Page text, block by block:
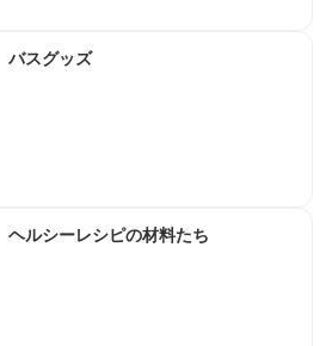
バスグッズ
ヘルシーレシピの材料たち